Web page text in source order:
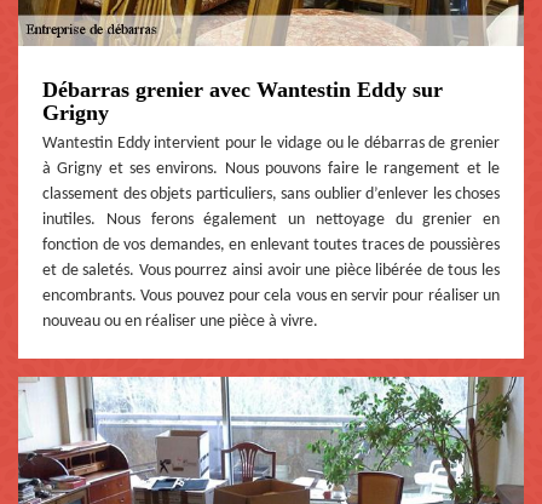
Débarras grenier avec Wantestin Eddy sur
Grigny
Wantestin Eddy intervient pour le vidage ou le débarras de grenier
à Grigny et ses environs. Nous pouvons faire le rangement et le
classement des objets particuliers, sans oublier d’enlever les choses
inutiles. Nous ferons également un nettoyage du grenier en
fonction de vos demandes, en enlevant toutes traces de poussières
et de saletés. Vous pourrez ainsi avoir une pièce libérée de tous les
encombrants. Vous pouvez pour cela vous en servir pour réaliser un
nouveau ou en réaliser une pièce à vivre.